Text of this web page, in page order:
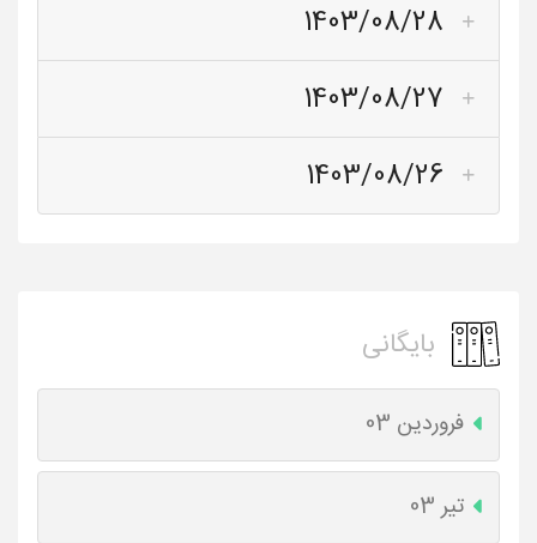
1403/08/28
1403/08/27
1403/08/26
بایگانی
فروردین 03
تیر 03